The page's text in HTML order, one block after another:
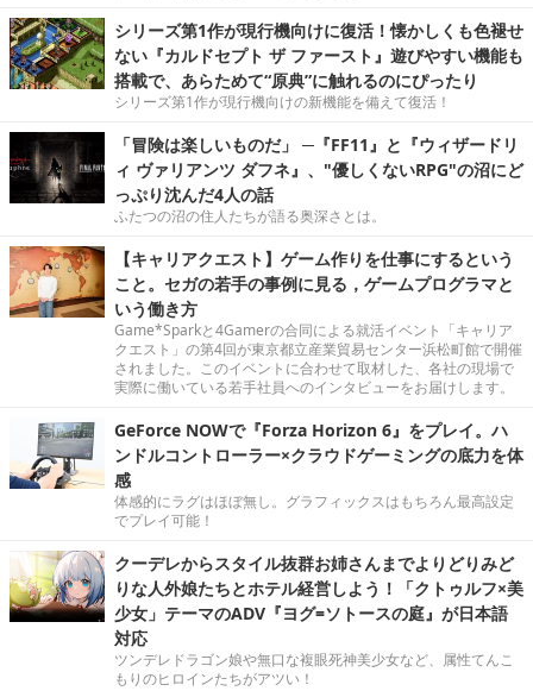
シリーズ第1作が現行機向けに復活！懐かしくも色褪せ
ない『カルドセプト ザ ファースト』遊びやすい機能も
搭載で、あらためて“原典”に触れるのにぴったり
シリーズ第1作が現行機向けの新機能を備えて復活！
「冒険は楽しいものだ」 ─『FF11』と『ウィザードリ
ィ ヴァリアンツ ダフネ』、"優しくないRPG"の沼にど
っぷり沈んだ4人の話
ふたつの沼の住人たちが語る奥深さとは。
【キャリアクエスト】ゲーム作りを仕事にするという
こと。セガの若手の事例に見る，ゲームプログラマと
いう働き方
Game*Sparkと4Gamerの合同による就活イベント「キャリア
クエスト」の第4回が東京都立産業貿易センター浜松町館で開催
されました。このイベントに合わせて取材した、各社の現場で
実際に働いている若手社員へのインタビューをお届けします。
GeForce NOWで『Forza Horizon 6』をプレイ。ハ
ンドルコントローラー×クラウドゲーミングの底力を体
感
体感的にラグはほぼ無し。グラフィックスはもちろん最高設定
でプレイ可能！
クーデレからスタイル抜群お姉さんまでよりどりみど
りな人外娘たちとホテル経営しよう！「クトゥルフ×美
少女」テーマのADV『ヨグ=ソトースの庭』が日本語
対応
ツンデレドラゴン娘や無口な複眼死神美少女など、属性てんこ
もりのヒロインたちがアツい！